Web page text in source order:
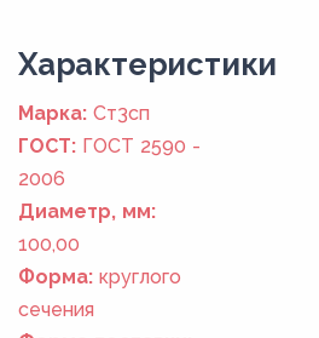
Xарактеристики
Марка: Ст3сп
ГОСТ: ГОСТ 2590 -
2006
Диаметр, мм:
100,00
Форма: круглого
сечения